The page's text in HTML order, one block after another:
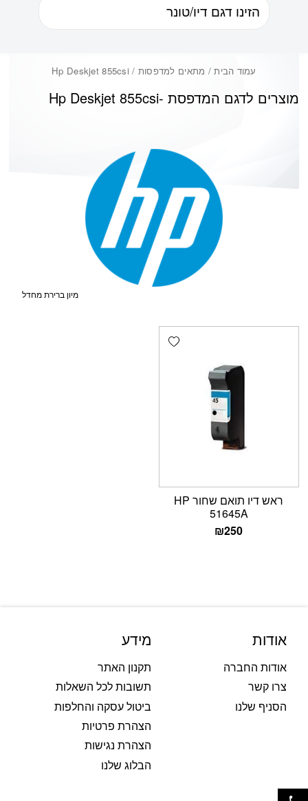
עמוד הבית/ מתאים למדפסות / Hp Deskjet 855csi
Hp Deskjet 855csiמוצרים לדגם המדפסת -
Add wishlist
ראש דיו תואם שחור HP
51645A
₪250
אודות
אודות החברה
צרו קשר
הסניף שלנו
מידע
תקנון האתר
תשובות לכל השאלות
ביטול עסקה והחלפות
הצהרת פרטיות
הצהרת נגישות
הבלוג שלנו
פתח סרגל נגישות